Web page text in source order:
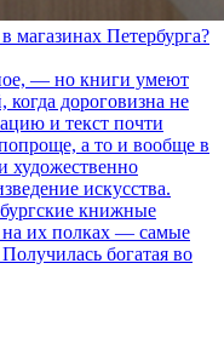
Петербурга?
— но книги умеют
дороговизна не
и текст почти
а то и вообще в
художественно
искусства.
книжные
на их полках — самые
богатая во